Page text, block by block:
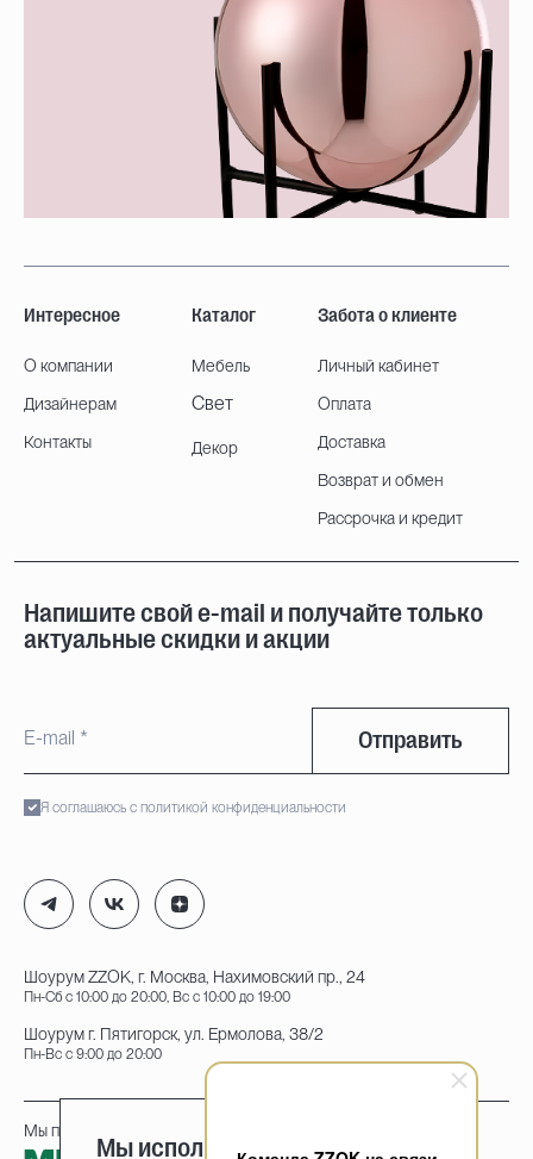
Интересное
О компании
Дизайнерам
Контакты
Каталог
Мебель
Свет
Декор
Забота о клиенте
Личный кабинет
Оплата
Доставка
Возврат и обмен
Рассрочка и кредит
Напишите свой e-mail и получайте только
актуальные скидки и акции
Отправить
Я соглашаюсь с политикой конфиденциальности
Шоурум ZZOK, г. Москва, Нахимовский пр., 24
Пн-Сб с 10:00 до 20:00, Вс с 10:00 до 19:00
Шоурум г. Пятигорск, ул. Ермолова, 38/2
Пн-Вс с 9:00 до 20:00
Мы принимаем к оплате:
Мы используем cookie-файлы